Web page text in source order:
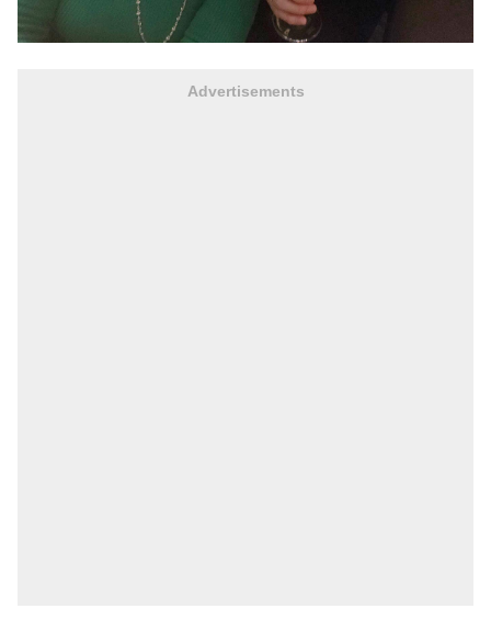
Advertisements